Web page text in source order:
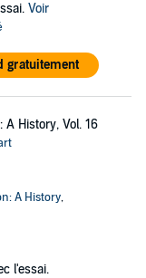
Voir
gratuitement
A History, Vol. 16
A History,
l'essai.